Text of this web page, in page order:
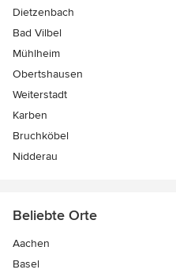
Dietzenbach
Bad Vilbel
Mühlheim
Obertshausen
Weiterstadt
Karben
Bruchköbel
Nidderau
Beliebte Orte
Aachen
Basel